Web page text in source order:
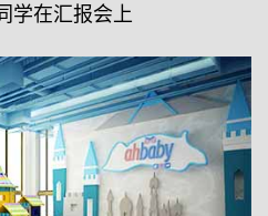
学在汇报会上